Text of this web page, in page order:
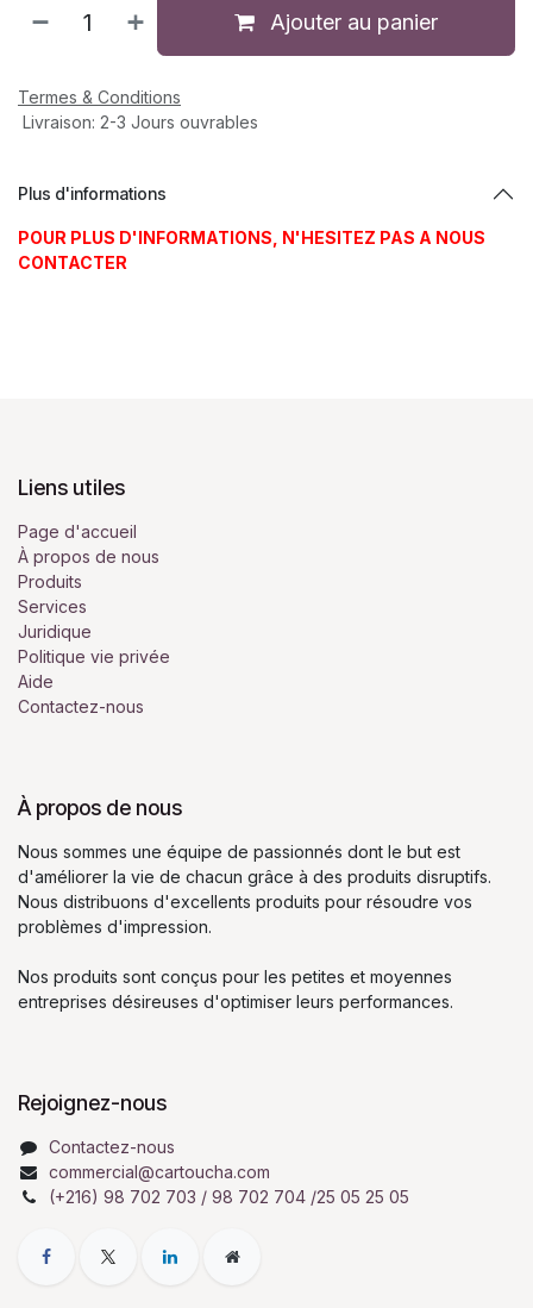
Ajouter au panier
Termes & Conditions
Livraison: 2-3 Jours ouvrables
Plus d'informations
POUR PLUS D'INFORMATIONS, N'HESITEZ PAS A NOUS
CONTACTER
Liens utiles
Page d'accueil
À propos de nous
Produits
Services
Juridique
Politique vie privée
Aide
Contactez-nous
À propos de nous
Nous sommes une équipe de passionnés dont le but est
d'améliorer la vie de chacun grâce à des produits disruptifs.
Nous distribuons d'excellents produits pour résoudre vos
problèmes d'impression.
Nos produits sont conçus pour les petites et moyennes
entreprises désireuses d'optimiser leurs performances.
Rejoignez-nous
Contactez-nous
commercial@cartoucha.com
(+216) 98 702 703 / 98 702 704 /25 05 25 05